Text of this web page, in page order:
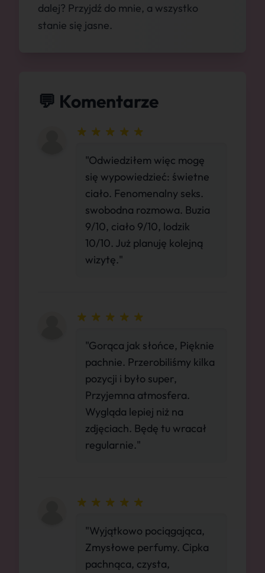
dalej? Przyjdź do mnie, a wszystko
stanie się jasne.
💬 Komentarze
"Odwiedziłem więc mogę
się wypowiedzieć: świetne
ciało. Fenomenalny seks.
swobodna rozmowa. Buzia
9/10, ciało 9/10, lodzik
10/10. Już planuję kolejną
wizytę."
"Gorąca jak słońce, Pięknie
pachnie. Przerobiliśmy kilka
pozycji i było super,
Przyjemna atmosfera.
Wygląda lepiej niż na
zdjęciach. Będę tu wracał
regularnie."
"Wyjątkowo pociągająca,
Zmysłowe perfumy. Cipka
pachnąca, czysta,